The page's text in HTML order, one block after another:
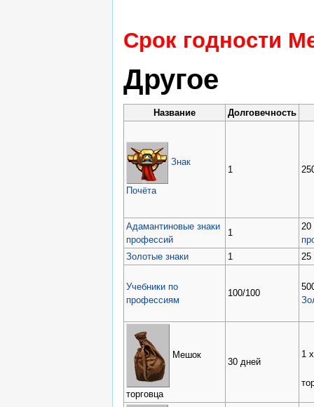
Срок годности
Другое
Название Долговечность
Знак
Почёта
1
Адамантиновые знаки
профессий
1
Золотые знаки
1
Учебники по
профессиям
100/100
Мешок
торговца
30 дней
1